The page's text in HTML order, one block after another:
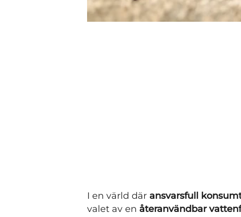
I en värld där ansvarsfull
valet av en återanvändbar